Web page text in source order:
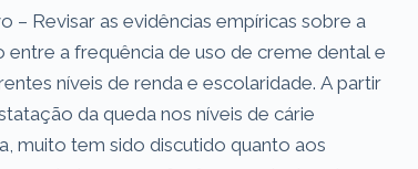
– Revisar as evidências empíricas sobre a
entre a frequência de uso de creme dental e
níveis de renda e escolaridade. A partir
da queda nos níveis de cárie
muito tem sido discutido quanto aos